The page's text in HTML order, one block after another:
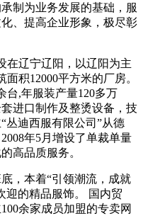
为业务发展的基础，服
、提高企业形象，极尽彰
辽宁辽阳，以辽阳为主
积12000平方米的厂房。
台,年服装产量120多万
进口制作及整烫设备，技
丛迪西服有限公司”从德
年5月增设了单裁单量
高品质服务。
本着“引领潮流，成就
迎的精品服饰。 国内贸
余家成员加盟的专卖网